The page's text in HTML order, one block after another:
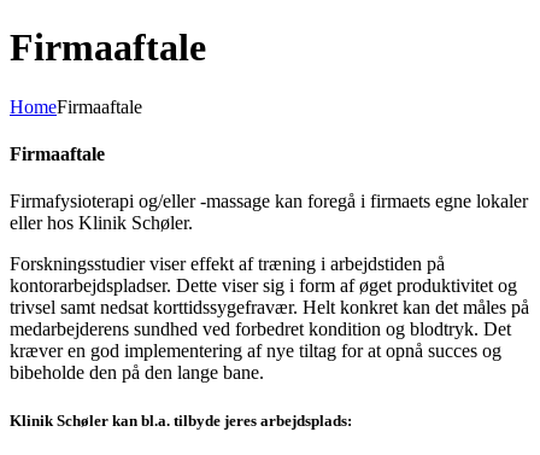
Firmaaftale
HomeFirmaaftale
Firmaaftale
Firmafysioterapi og/eller -massage kan foregå i firmaets egne lokaler
eller hos Klinik Schøler.
Forskningsstudier viser effekt af træning i arbejdstiden på
kontorarbejdspladser. Dette viser sig i form af øget produktivitet og
trivsel samt nedsat korttidssygefravær. Helt konkret kan det måles på
medarbejderens sundhed ved forbedret kondition og blodtryk. Det
kræver en god implementering af nye tiltag for at opnå succes og
bibeholde den på den lange bane.
Klinik Schøler kan bl.a. tilbyde jeres arbejdsplads: